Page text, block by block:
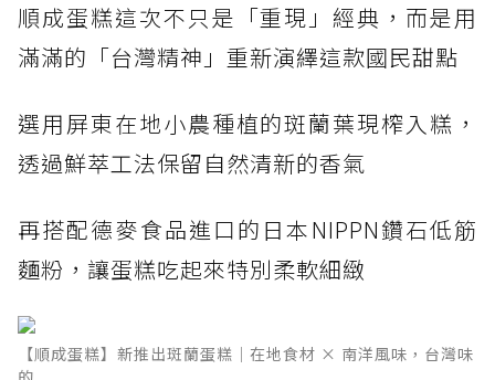
順成蛋糕這次不只是「重現」經典，而是用
滿滿的「台灣精神」重新演繹這款國民甜點
選用屏東在地小農種植的斑蘭葉現榨入糕，
透過鮮萃工法保留自然清新的香氣
再搭配德麥食品進口的日本NIPPN鑽石低筋
麵粉，讓蛋糕吃起來特別柔軟細緻
【順成蛋糕】新推出斑蘭蛋糕｜在地食材 × 南洋風味，台灣味